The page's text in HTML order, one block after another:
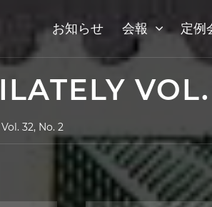
お知らせ 会報 定例
32, No. 2